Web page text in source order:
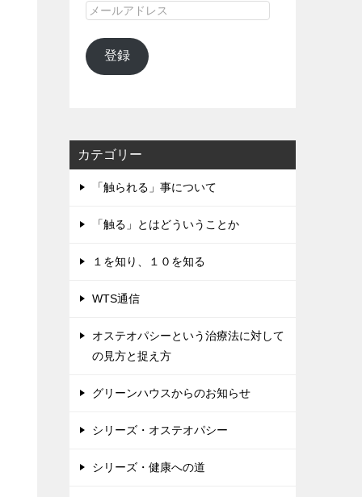
メ
ル
ア
登録
カテゴリー
「触られる」事について
「触る」とはどういうことか
１を知り、１０を知る
WTS通信
オステオパシーという治療法に対して
の見方と捉え方
グリーンハウスからのお知らせ
シリーズ・オステオパシー
シリーズ・健康への道